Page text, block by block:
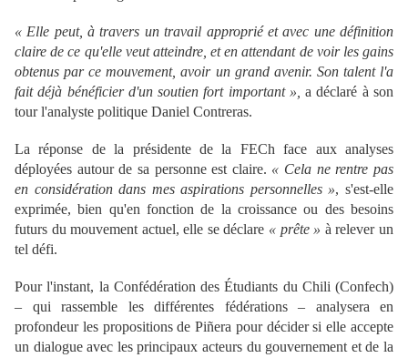
« Elle peut, à travers un travail approprié et avec une définition
claire de ce qu'elle veut atteindre, et en attendant de voir les gains
obtenus par ce mouvement, avoir un grand avenir. Son talent l'a
fait déjà bénéficier d'un soutien fort important », a déclaré à son
tour l'analyste politique Daniel Contreras.
La réponse de la présidente de la FECh face aux analyses
déployées autour de sa personne est claire. « Cela ne rentre pas
en considération dans mes aspirations personnelles », s'est-elle
exprimée, bien qu'en fonction de la croissance ou des besoins
futurs du mouvement actuel, elle se déclare « prête » à relever un
tel défi.
Pour l'instant, la Confédération des Étudiants du Chili (Confech)
– qui rassemble les différentes fédérations – analysera en
profondeur les propositions de Piñera pour décider si elle accepte
un dialogue avec les principaux acteurs du gouvernement et de la